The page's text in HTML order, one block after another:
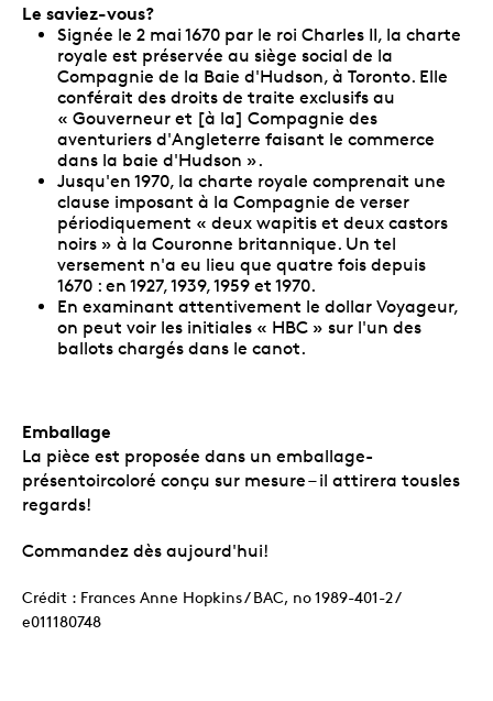
Le saviez-vous?
Signée le 2 mai 1670 par le roi Charles II, la charte
royale est préservée au siège social de la
Compagnie de la Baie d'Hudson, à Toronto. Elle
conférait des droits de traite exclusifs au
« Gouverneur et [à la] Compagnie des
aventuriers d'Angleterre faisant le commerce
dans la baie d'Hudson ».
Jusqu'en 1970, la charte royale comprenait une
clause imposant à la Compagnie de verser
périodiquement « deux wapitis et deux castors
noirs » à la Couronne britannique. Un tel
versement n'a eu lieu que quatre fois depuis
1670 : en 1927, 1939, 1959 et 1970.
En examinant attentivement le dollar Voyageur,
on peut voir les initiales « HBC » sur l'un des
ballots chargés dans le canot.
Emballage
La pièce est proposée dans un emballage-
présentoircoloré conçu sur mesure – il attirera tousles
regards!
Commandez dès aujourd'hui!
Crédit : Frances Anne Hopkins / BAC, no 1989-401-2 /
e011180748